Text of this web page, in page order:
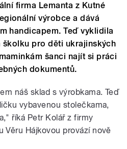
firma Lemanta z Kutné
výrobce a dává
handicapem. Teď vyklidila
školku pro děti ukrajinských
šanci najít si práci
dokumentů.
náš sklad s výrobkama. Teď
vybavenou stolečkama,
říká Petr Kolář z firmy
Věru Hájkovou provází nově